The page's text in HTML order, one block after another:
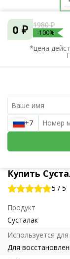
Купить
5 / 5
Продукт
Сусталак
Используется для
Для
0 ₽ 1980 ₽
-100%
*цена
+7